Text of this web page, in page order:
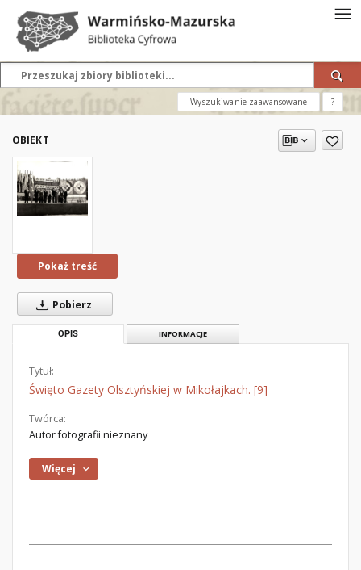
Wyszukiwanie zaawansowane ?
OBIEKT
Pokaż treść
Pobierz
OPIS INFORMACJE
Tytuł:
Święto Gazety Olsztyńskiej w Mikołajkach. [9]
Twórca:
Autor fotografii nieznany
Więcej